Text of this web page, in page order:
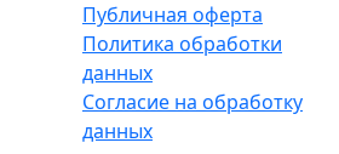
Публичная оферта
Политика обработки
данных
Согласие на обработку
данных